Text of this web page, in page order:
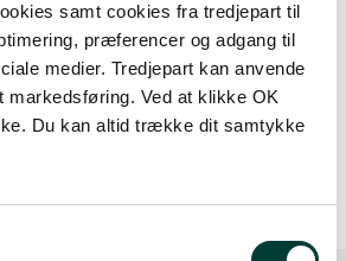
samt cookies fra tredjepart til
præferencer og adgang til
medier. Tredjepart kan anvende
markedsføring. Ved at klikke OK
Du kan altid trække dit samtykke
(maks. 5 %)
(maks. 8 %)
(over 8 %)